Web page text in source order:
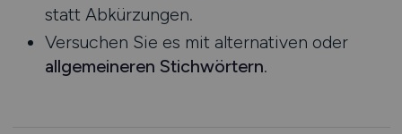
Sonstige
Sachsen
Sachsen-Anhalt
Schleswig-Holstein
statt Abkürzungen.
Versuchen Sie es mit alternativen oder
allgemeineren Stichwörtern.